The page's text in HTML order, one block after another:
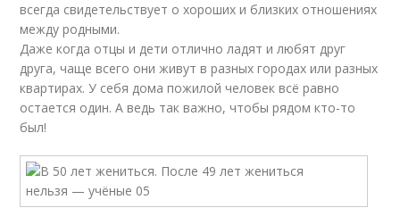
всегда свидетельствует о хороших и близких отношениях
между родными.
Даже когда отцы и дети отлично ладят и любят друг
друга, чаще всего они живут в разных городах или разных
квартирах. У себя дома пожилой человек всё равно
остается один. А ведь так важно, чтобы рядом кто-то
был!